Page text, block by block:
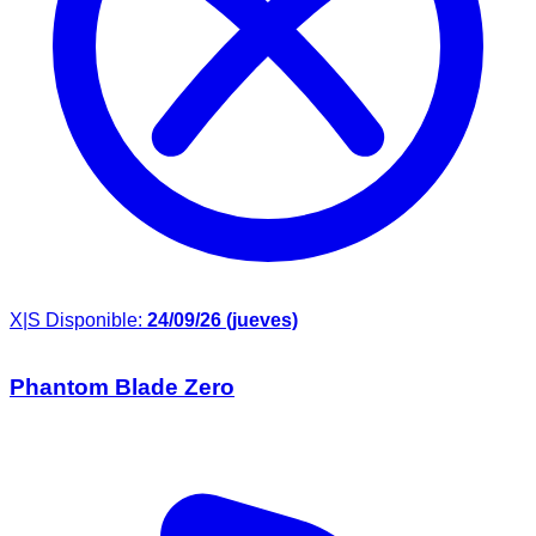
X|S Disponible: 24/09/26 (jueves)
Phantom Blade Zero